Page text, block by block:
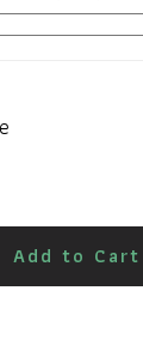
Add to Cart